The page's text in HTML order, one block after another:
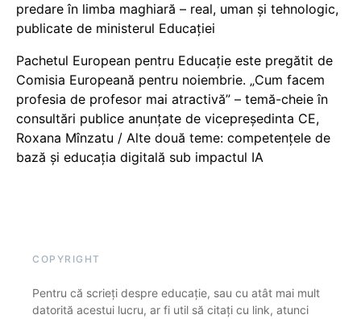
predare în limba maghiară – real, uman și tehnologic,
publicate de ministerul Educației
Pachetul European pentru Educație este pregătit de
Comisia Europeană pentru noiembrie. „Cum facem
profesia de profesor mai atractivă” – temă-cheie în
consultări publice anunțate de vicepreședinta CE,
Roxana Mînzatu / Alte două teme: competențele de
bază și educația digitală sub impactul IA
COPYRIGHT
Pentru că scrieți despre educație, sau cu atât mai mult
datorită acestui lucru, ar fi util să citați cu link, atunci